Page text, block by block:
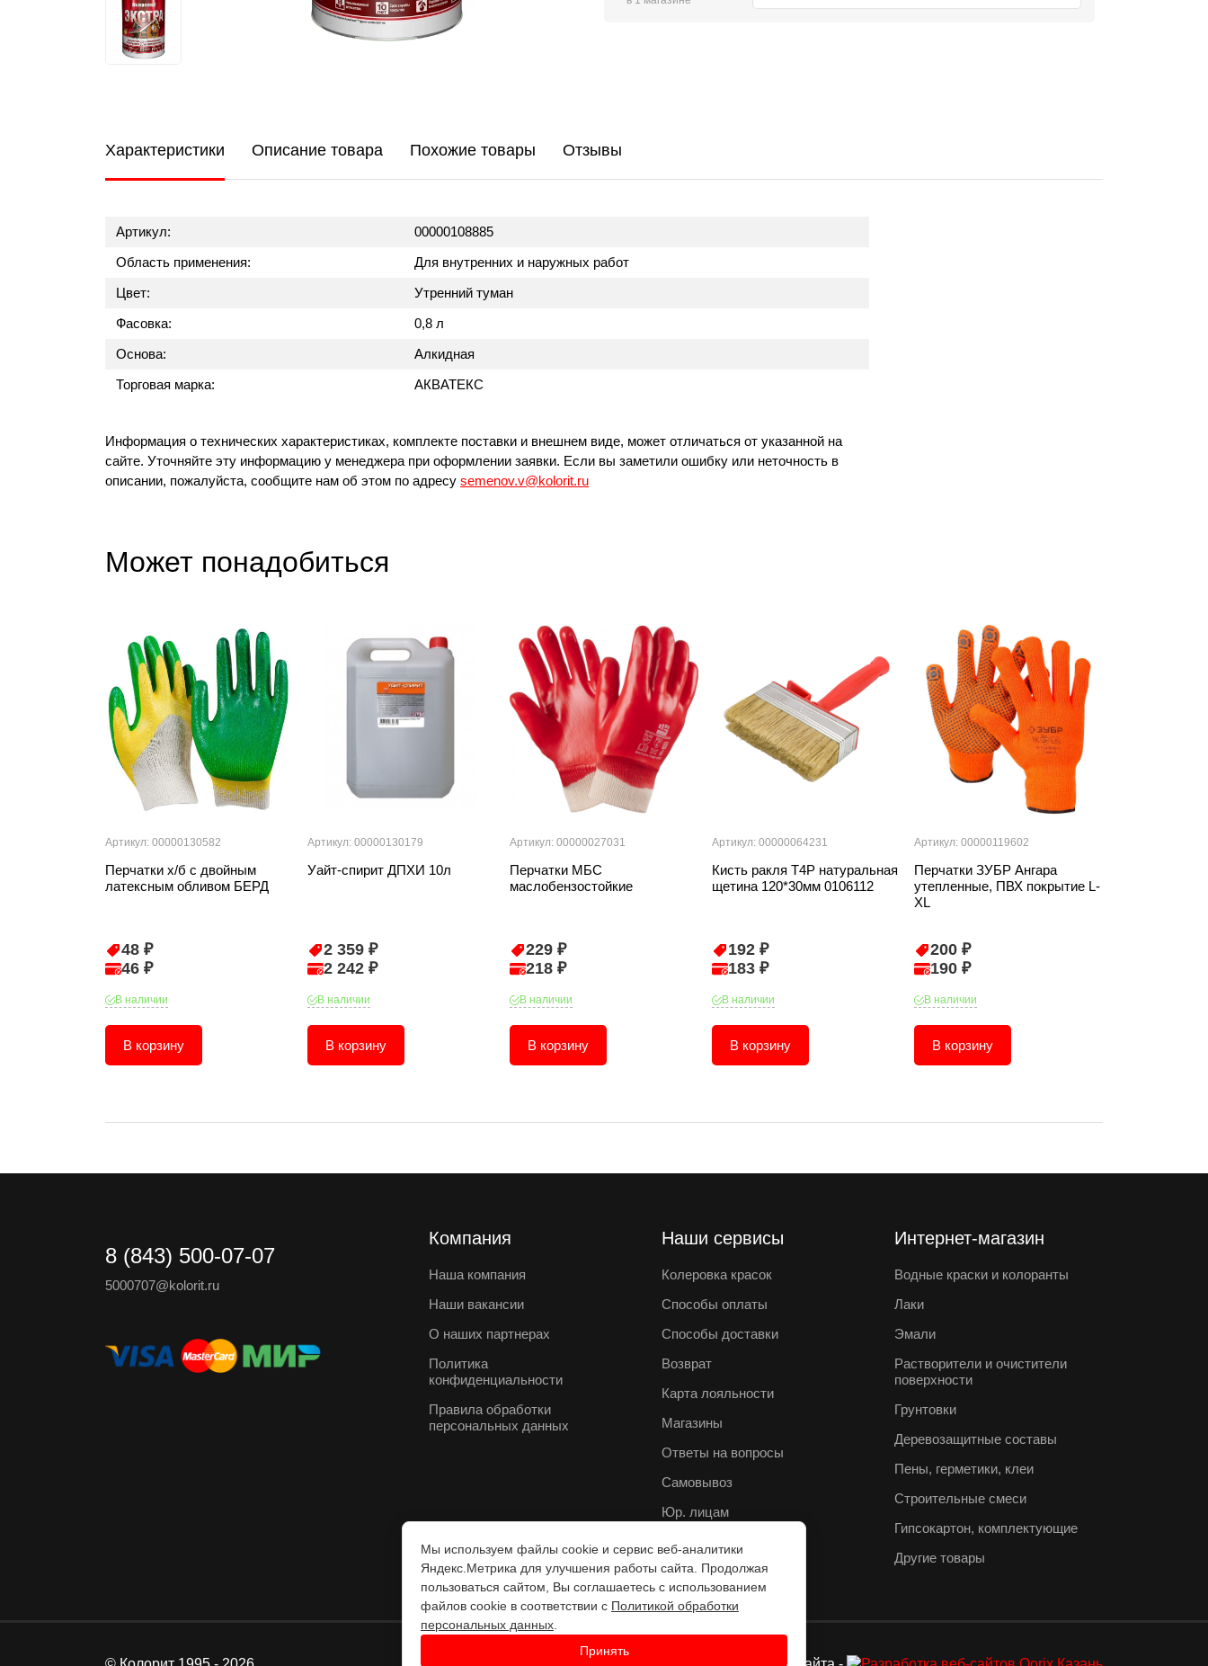
Характеристики Описание товара Похожие товары Отзывы
Артикул:
00000108885
Область применения:
Для внутренних и наружных работ
Цвет:
Утренний туман
Фасовка:
0,8 л
Основа:
Алкидная
Торговая марка:
АКВАТЕКС
Информация о технических характеристиках, комплекте поставки и внешнем виде, может отличаться от указанной на
сайте. Уточняйте эту информацию у менеджера при оформлении заявки. Если вы заметили ошибку или неточность в
описании, пожалуйста, сообщите нам об этом по адресу semenov.v@kolorit.ru
Может понадобиться
Артикул: 00000130582
Перчатки х/б с двойным
латексным обливом БЕРД
48 ₽
46 ₽
В наличии
В корзину
Артикул: 00000130179
Уайт-спирит ДПХИ 10л
2 359 ₽
2 242 ₽
В наличии
В корзину
Артикул: 00000027031
Перчатки МБС
маслобензостойкие
229 ₽
218 ₽
В наличии
В корзину
Артикул: 00000064231
Кисть ракля T4P натуральная
щетина 120*30мм 0106112
192 ₽
183 ₽
В наличии
В корзину
Артикул: 00000119602
Перчатки ЗУБР Ангара
утепленные, ПВХ покрытие L-
XL
200 ₽
190 ₽
В наличии
В корзину
8 (843) 500-07-07
5000707@kolorit.ru
Компания
Наша компания
Наши вакансии
О наших партнерах
Политика
конфиденциальности
Правила обработки
персональных данных
Наши сервисы
Колеровка красок
Способы оплаты
Способы доставки
Возврат
Карта лояльности
Магазины
Ответы на вопросы
Самовывоз
Юр. лицам
Интернет-магазин
Водные краски и колоранты
Лаки
Эмали
Растворители и очистители
поверхности
Грунтовки
Деревозащитные составы
Пены, герметики, клеи
Строительные смеси
Гипсокартон, комплектующие
Другие товары
Мы используем файлы cookie и сервис веб-аналитики
Яндекс.Метрика для улучшения работы сайта. Продолжая
пользоваться сайтом, Вы соглашаетесь с использованием
файлов cookie в соответствии с Политикой обработки
персональных данных
Принять